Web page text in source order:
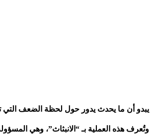
يبدو أن ما يحدث يدور حول لحظة الضعف التي
وتُعرف هذه العملية بـ “الانبثاث”، وهي